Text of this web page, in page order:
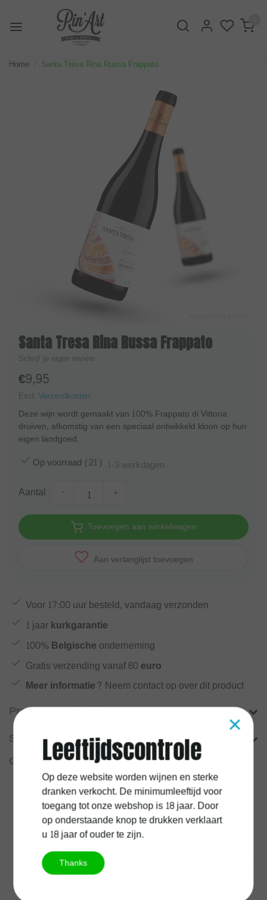
Home Santa Tresa Rina Russa Frappato
Santa Tresa Rina Russa Frappato
Schrijf je eigen review
€9,95
Excl. Verzendkosten
Deze wijn wordt gemaakt van 100% Frappato di Vittoria
druiven, afkomstig van een speciaal ontwikkeld kloon op hun
eigen landgoed.
Op voorraad (21) 1-3 werkdagen
Aantal +
Toevoegen aan winkelwagen
Aan verlanglijst toevoegen
Voor 17:00 uur besteld, vandaag verzonden
1 jaarkurkgarantie
100%Belgische onderneming
Gratis verzending vanaf60 euro
Meer informatie? Neem contact op over dit product
Productomschrijving
Specificaties
Gerelateerde producten
×
Leeftijdscontrole
Op deze website worden wijnen en sterke
dranken verkocht. De minimumleeftijd voor
toegang tot onze webshop is 18 jaar. Door
op onderstaande knop te drukken verklaart
u 18 jaar of ouder te zijn.
Thanks